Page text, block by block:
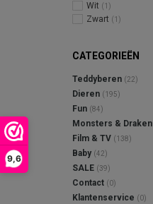
9,6
Wit (1)
Zwart (1)
CATEGORIEËN
Teddyberen (22)
Dieren (195)
Fun (84)
Monsters & Draken
Film & TV (138)
Baby (42)
SALE (39)
Contact (0)
Klantenservice (0)